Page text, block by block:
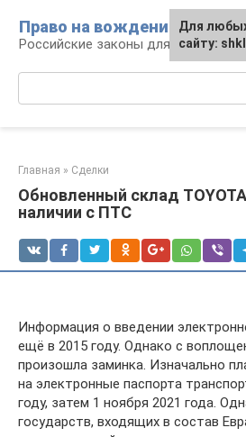
контенту
Право на вождение
Российские законы для
Главная » Сделки
Обновленный склад
наличии с ПТС
Информация о введении
ещё в 2015 году. Однако с
произошла заминка. Изначально
на электронные паспорта
году, затем 1 ноября 2021 года.
государств, входящих в состав
Для
сайту: